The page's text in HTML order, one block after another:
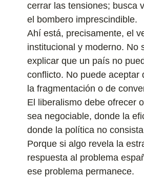
cerrar las tensiones; busca
el bombero imprescindible.
Ahí está, precisamente, el
institucional y moderno. No
explicar que un país no
conflicto. No puede aceptar
la fragmentación o de
El liberalismo debe ofrecer
sea negociable, donde la
donde la política no
Porque si algo revela la
respuesta al problema
ese problema permanece.